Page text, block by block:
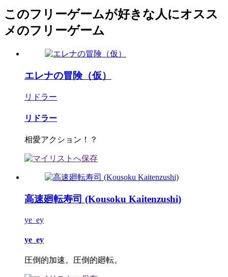
このフリーゲームが好きな人にオスス
メのフリーゲーム
エレナの冒険（仮）
リドラー
リドラー
相愛アクション！？
高速廻転寿司 (Kousoku Kaitenzushi)
ye_ey
ye_ey
圧倒的加速。圧倒的廻転。